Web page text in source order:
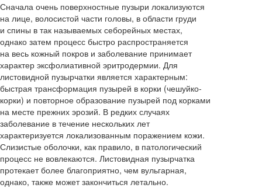
Сначала очень поверхностные пузыри локализуются
на лице, волосистой части головы, в области груди
и спины в так называемых себорейных местах,
однако затем процесс быстро распространяется
на весь кожный покров и заболевание принимает
характер эксфолиативной эритродермии. Для
листовидной пузырчатки является характерным:
быстрая трансформация пузырей в корки (чешуйко-
корки) и повторное образование пузырей под корками
на месте прежних эрозий. В редких случаях
заболевание в течение нескольких лет
характеризуется локализованным поражением кожи.
Слизистые оболочки, как правило, в патологический
процесс не вовлекаются. Листовидная пузырчатка
протекает более благоприятно, чем вульгарная,
однако, также может закончиться летально.